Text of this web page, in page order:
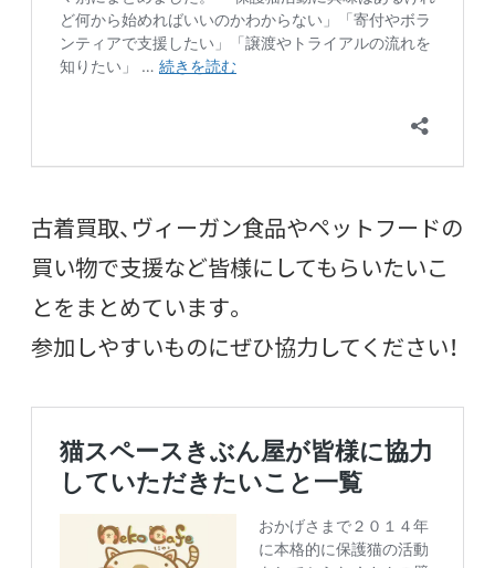
古着買取、ヴィーガン食品やペットフードの
買い物で支援など皆様にしてもらいたいこ
とをまとめています。
参加しやすいものにぜひ協力してください！